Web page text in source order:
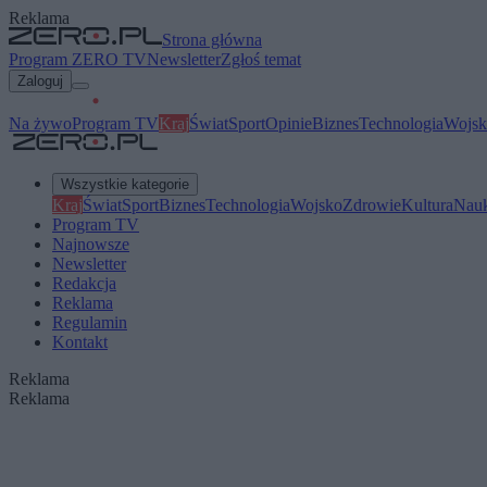
Reklama
Strona główna
Program ZERO TVNewsletterZgłoś temat
Zaloguj
Na żywoProgram TVKrajŚwiatSportOpinieBiznesTechnologia
Wszystkie kategorie
KrajŚwiatSportBiznesTechnologiaWojskoZdrowieKultura
Program TV
Najnowsze
Newsletter
Redakcja
Reklama
Regulamin
Kontakt
Reklama
Reklama